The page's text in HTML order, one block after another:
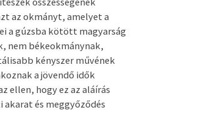
az okmányt, amelyet a
a gúzsba kötött magyarság
nem békeokmánynak,
kényszer művének
a jövendő idők
ellen, hogy ez az aláírás
akarat és meggyőződés